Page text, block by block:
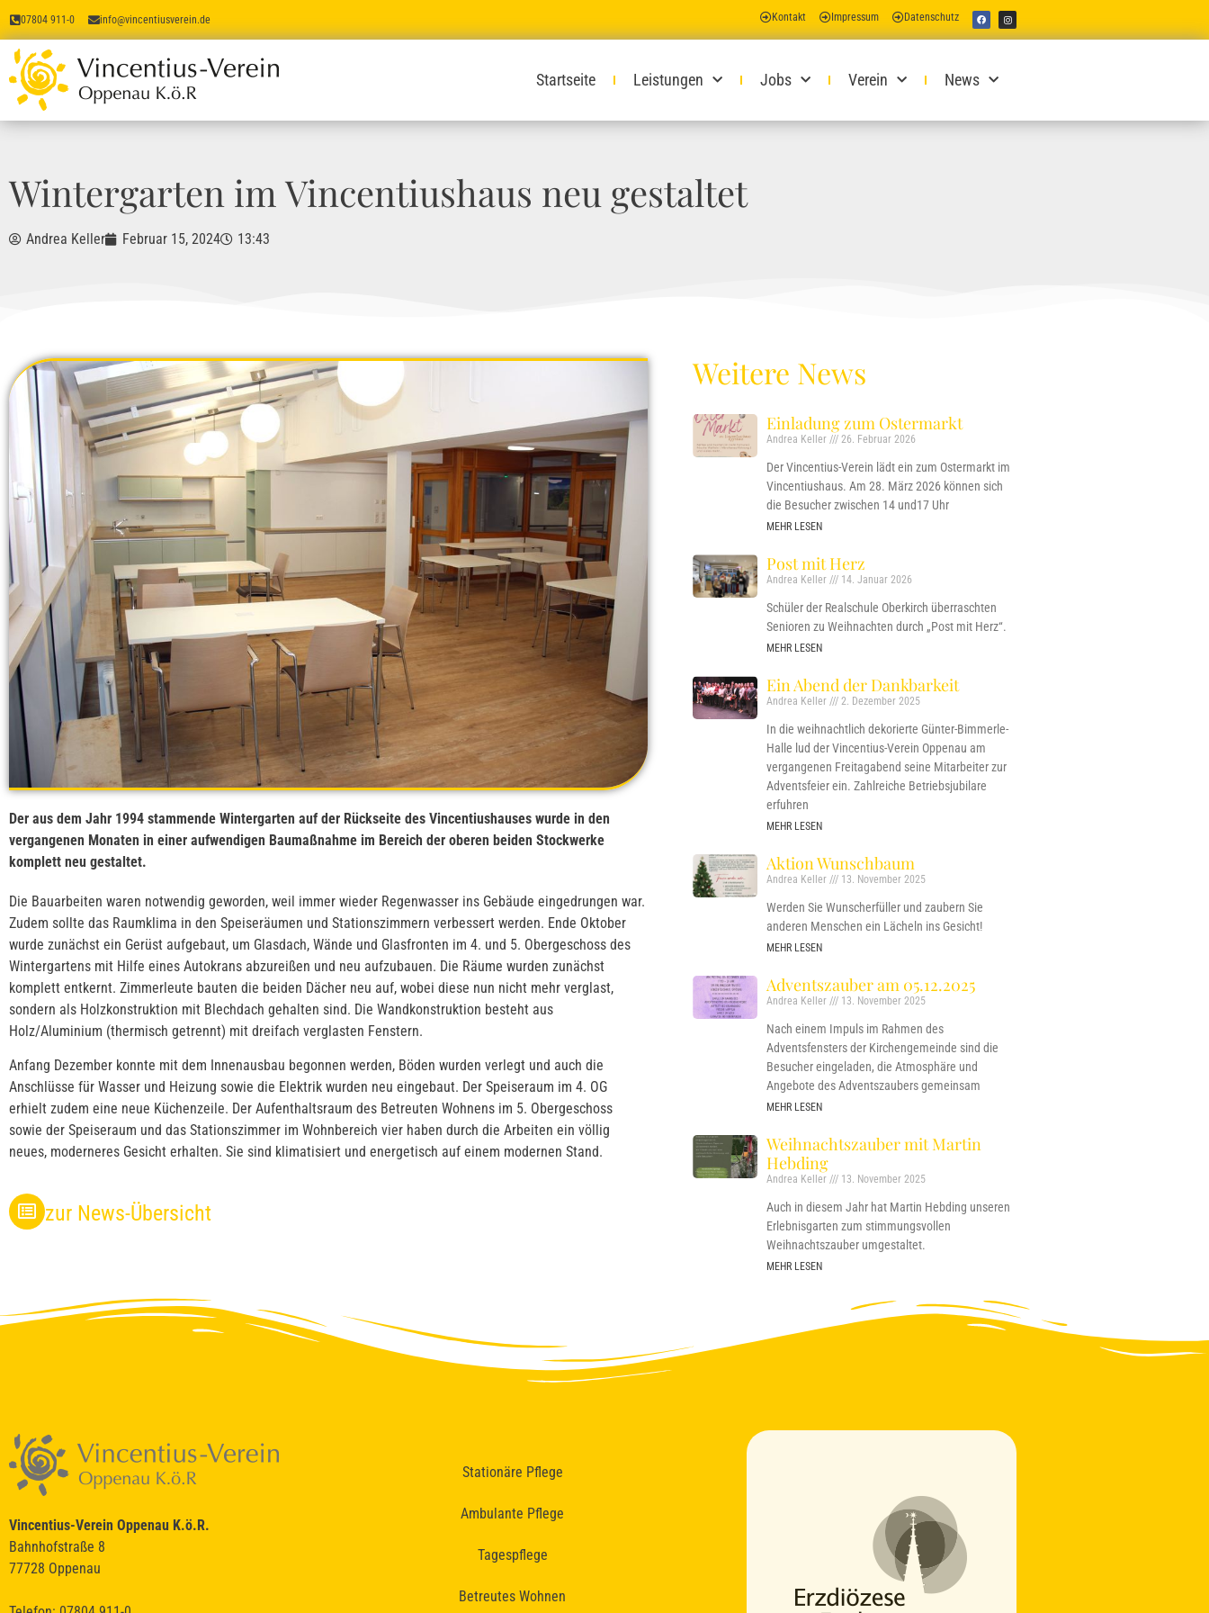
07804 911-0 info@vincentiusverein.de Kontakt Impressum Datenschutz
Startseite Leistungen Jobs Verein News
Wintergarten im Vincentiushaus neu gestaltet
Andrea Keller Februar 15, 2024 13:43
Der aus dem Jahr 1994 stammende Wintergarten auf der Rückseite des Vincentiushauses wurde in den
vergangenen Monaten in einer aufwendigen Baumaßnahme im Bereich der oberen beiden Stockwerke
komplett neu gestaltet.
Die Bauarbeiten waren notwendig geworden, weil immer wieder Regenwasser ins Gebäude eingedrungen war.
Zudem sollte das Raumklima in den Speiseräumen und Stationszimmern verbessert werden. Ende Oktober
wurde zunächst ein Gerüst aufgebaut, um Glasdach, Wände und Glasfronten im 4. und 5. Obergeschoss des
Wintergartens mit Hilfe eines Autokrans abzureißen und neu aufzubauen. Die Räume wurden zunächst
komplett entkernt. Zimmerleute bauten die beiden Dächer neu auf, wobei diese nun nicht mehr verglast,
sondern als Holzkonstruktion mit Blechdach gehalten sind. Die Wandkonstruktion besteht aus
Holz/Aluminium (thermisch getrennt) mit dreifach verglasten Fenstern.
Anfang Dezember konnte mit dem Innenausbau begonnen werden, Böden wurden verlegt und auch die
Anschlüsse für Wasser und Heizung sowie die Elektrik wurden neu eingebaut. Der Speiseraum im 4. OG
erhielt zudem eine neue Küchenzeile. Der Aufenthaltsraum des Betreuten Wohnens im 5. Obergeschoss
sowie der Speiseraum und das Stationszimmer im Wohnbereich vier haben durch die Arbeiten ein völlig
neues, moderneres Gesicht erhalten. Sie sind klimatisiert und energetisch auf einem modernen Stand.
zur News-Übersicht
Weitere News
Einladung zum Ostermarkt
Andrea Keller 26. Februar 2026
Der Vincentius-Verein lädt ein zum Ostermarkt im
Vincentiushaus. Am 28. März 2026 können sich
die Besucher zwischen 14 und17 Uhr
MEHR LESEN
Post mit Herz
Andrea Keller 14. Januar 2026
Schüler der Realschule Oberkirch überraschten
Senioren zu Weihnachten durch „Post mit Herz“.
MEHR LESEN
Ein Abend der Dankbarkeit
Andrea Keller 2. Dezember 2025
In die weihnachtlich dekorierte Günter-Bimmerle-
Halle lud der Vincentius-Verein Oppenau am
vergangenen Freitagabend seine Mitarbeiter zur
Adventsfeier ein. Zahlreiche Betriebsjubilare
erfuhren
MEHR LESEN
Aktion Wunschbaum
Andrea Keller 13. November 2025
Werden Sie Wunscherfüller und zaubern Sie
anderen Menschen ein Lächeln ins Gesicht!
MEHR LESEN
Adventszauber am 05.12.2025
Andrea Keller 13. November 2025
Nach einem Impuls im Rahmen des
Adventsfensters der Kirchengemeinde sind die
Besucher eingeladen, die Atmosphäre und
Angebote des Adventszaubers gemeinsam
MEHR LESEN
Weihnachtszauber mit Martin
Hebding
Andrea Keller 13. November 2025
Auch in diesem Jahr hat Martin Hebding unseren
Erlebnisgarten zum stimmungsvollen
Weihnachtszauber umgestaltet.
MEHR LESEN
Vincentius-Verein Oppenau K.ö.R.
Bahnhofstraße 8
77728 Oppenau
Stationäre Pflege
Ambulante Pflege
Tagespflege
Betreutes Wohnen
Online